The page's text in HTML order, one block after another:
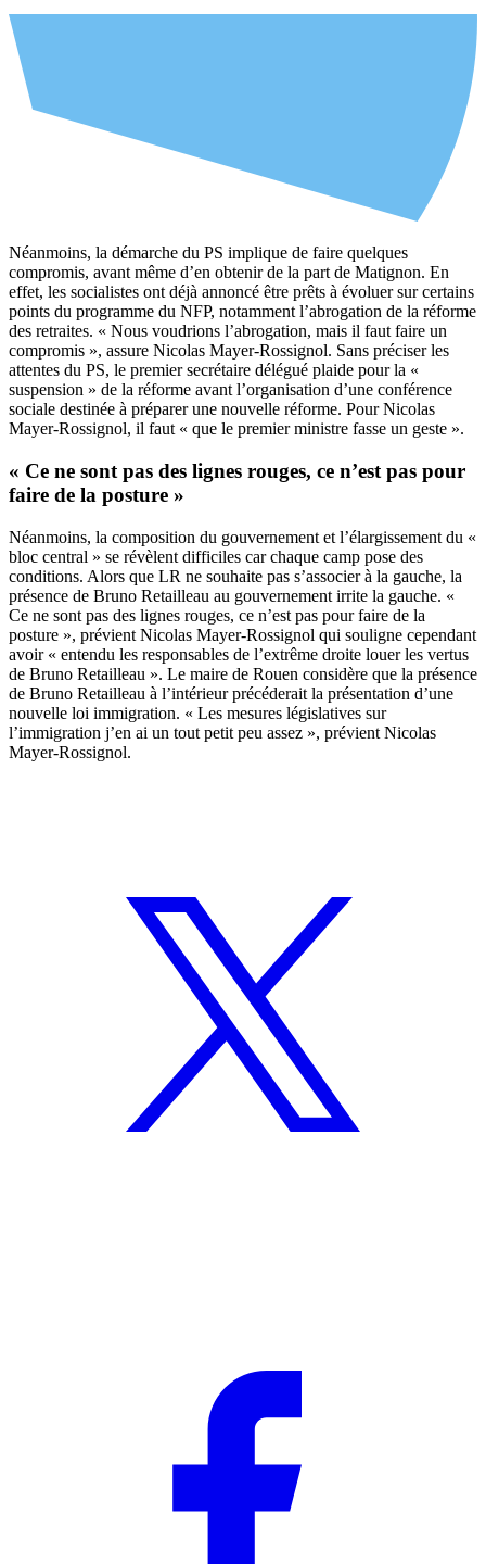
Néanmoins, la démarche du PS implique de faire quelques
compromis, avant même d’en obtenir de la part de Matignon. En
effet, les socialistes ont déjà annoncé être prêts à évoluer sur certains
points du programme du NFP, notamment l’abrogation de la réforme
des retraites. « Nous voudrions l’abrogation, mais il faut faire un
compromis », assure Nicolas Mayer-Rossignol. Sans préciser les
attentes du PS, le premier secrétaire délégué plaide pour la «
suspension » de la réforme avant l’organisation d’une conférence
sociale destinée à préparer une nouvelle réforme. Pour Nicolas
Mayer-Rossignol, il faut « que le premier ministre fasse un geste ».
« Ce ne sont pas des lignes rouges, ce n’est pas pour
faire de la posture »
Néanmoins, la composition du gouvernement et l’élargissement du «
bloc central » se révèlent difficiles car chaque camp pose des
conditions. Alors que LR ne souhaite pas s’associer à la gauche, la
présence de Bruno Retailleau au gouvernement irrite la gauche. «
Ce ne sont pas des lignes rouges, ce n’est pas pour faire de la
posture », prévient Nicolas Mayer-Rossignol qui souligne cependant
avoir « entendu les responsables de l’extrême droite louer les vertus
de Bruno Retailleau ». Le maire de Rouen considère que la présence
de Bruno Retailleau à l’intérieur précéderait la présentation d’une
nouvelle loi immigration. « Les mesures législatives sur
l’immigration j’en ai un tout petit peu assez », prévient Nicolas
Mayer-Rossignol.